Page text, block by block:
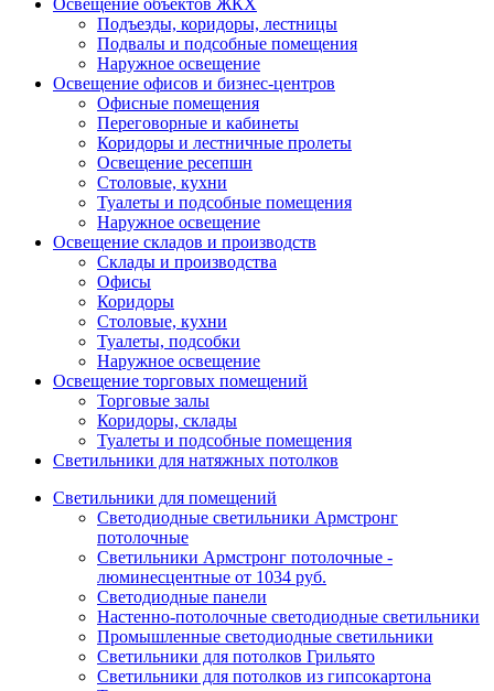
Подъезды, коридоры, лестницы
Подвалы и подсобные помещения
Наружное освещение
Освещение офисов и бизнес-центров
Офисные помещения
Переговорные и кабинеты
Коридоры и лестничные пролеты
Освещение ресепшн
Столовые, кухни
Туалеты и подсобные помещения
Наружное освещение
Освещение складов и производств
Склады и производства
Офисы
Коридоры
Столовые, кухни
Туалеты, подсобки
Наружное освещение
Освещение торговых помещений
Торговые залы
Коридоры, склады
Туалеты и подсобные помещения
Светильники для натяжных потолков
Светильники для помещений
Светодиодные светильники Армстронг
потолочные
Светильники Армстронг потолочные -
люминесцентные от 1034 руб.
Светодиодные панели
Настенно-потолочные светодиодные светильники
Промышленные светодиодные светильники
Светильники для потолков Грильято
Светильники для потолков из гипсокартона